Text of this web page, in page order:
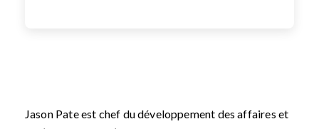
Jason Pate est chef du développement des affaires et